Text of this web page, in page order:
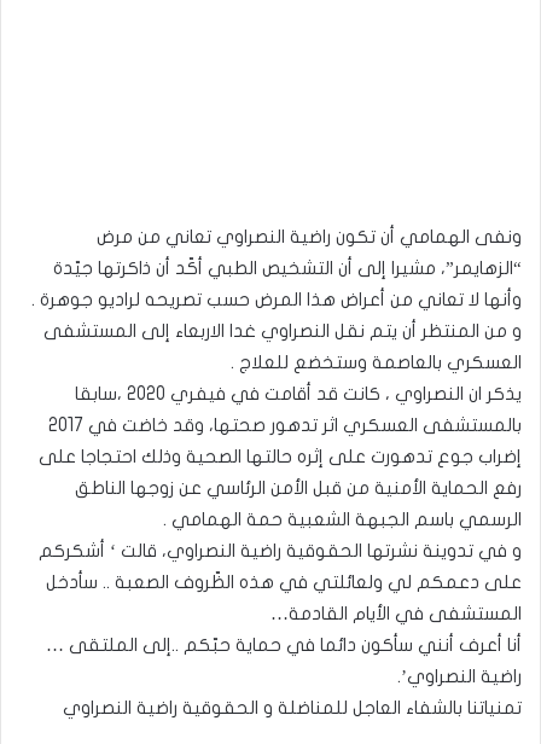
ونفى الهمامي أن تكون راضية النصراوي تعاني من مرض
“الزهايمر”، مشيرا إلى أن التشخيص الطبي أكّد أن ذاكرتها جيّدة
وأنها لا تعاني من أعراض هذا المرض حسب تصريحه لراديو جوهرة .
و من المنتظر أن يتم نقل النصراوي غدا الاربعاء إلى المستشفى
العسكري بالعاصمة وستخضع للعلاج .
يذكر ان النصراوي ، كانت قد أقامت في فيفري 2020 ،سابقا
بالمستشفى العسكري اثر تدهور صحتها، وقد خاضت في 2017
إضراب جوع تدهورت على إثره حالتها الصحية وذلك احتجاجا على
رفع الحماية الأمنية من قبل الأمن الرئاسي عن زوجها الناطق
الرسمي باسم الجبهة الشعبية حمة الهمامي .
و في تدوينة نشرتها الحقوقية راضية النصراوي، قالت ‘ أشكركم
على دعمكم لي ولعائلتي في هذه الظّروف الصعبة .. سأدخل
المستشفى في الأيام القادمة…
أنا أعرف أنني سأكون دائما في حماية حبّكم ..إلى الملتقى …
راضية النصراوي’.
تمنياتنا بالشفاء العاجل للمناضلة و الحقوقية راضية النصراوي